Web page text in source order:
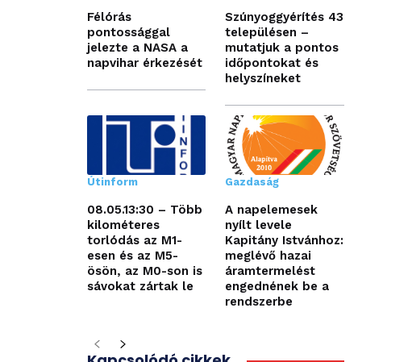
Félórás
pontossággal
jelezte a NASA a
napvihar érkezését
Szúnyoggyérítés 43
településen –
mutatjuk a pontos
időpontokat és
helyszíneket
Útinform
08.05.13:30 – Több
kilométeres
torlódás az M1-
esen és az M5-
ösön, az M0-son is
sávokat zártak le
Gazdaság
A napelemesek
nyílt levele
Kapitány Istvánhoz:
meglévő hazai
áramtermelést
engednének be a
rendszerbe